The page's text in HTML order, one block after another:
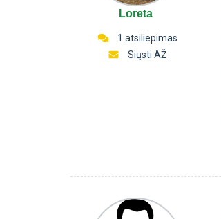
Loreta
1 atsiliepimas
Siųsti AŽ